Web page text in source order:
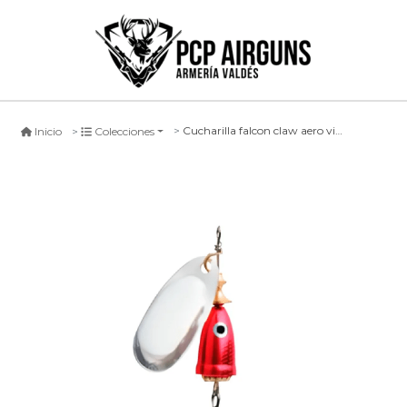
Inicio Colecciones Cucharilla falcon claw aero viblex rs